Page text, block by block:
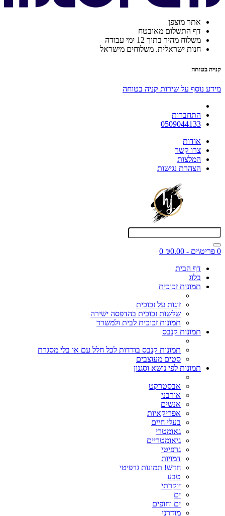
אתר מוצפן
דף התשלום מאובטח
משלוח מהיר בתוך 12 ימי עבודה
חנות ישראלית. משלוחים מישראל
קנייה בטוחה
מידע נוסף על שירות קניה בטוחה
התחברות
0509044133
אודות
צרו קשר
המלצות
הצהרת נגישות
0 פריט\ים - ₪0.00
0
דף הבית
בלוג
תמונות זכוכית
זוגות על זכוכית
שלשות זכוכית בהדפסה ישירה
תמונות זכוכית לבית ולמשרד
תמונות קנבס
תמונות קנבס בודדות לכל חלל עם או בלי מסגרת
סטים מעוצבים
תמונות לפי נושא וסגנון
אבסטרקט
אורבני
אנשים
אפריקאיות
בעלי חיים
גאומטרי
גיאומטריים
גרפיטי
דמויות
חדש! תמונות גרפיטי
טבע
יוקרתי
ים
ים וחופים
מודרני